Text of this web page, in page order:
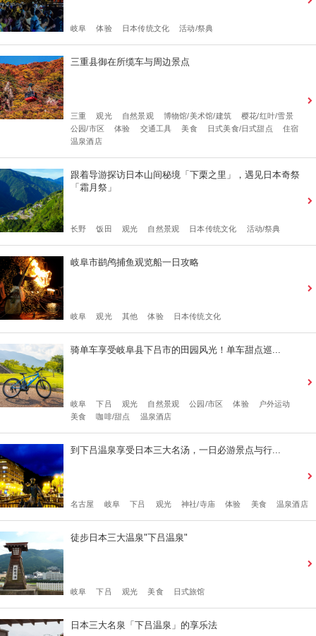
岐阜 体验 日本传统文化 活动/祭典
三重县御在所缆车与周边景点
三重 观光 自然景观 博物馆/美术馆/建筑
樱花/红叶/雪景
公园/市区
体验 交通工具 美食 日式美食/日式甜点
住宿
温泉酒店
跟着导游探访日本山间秘境「下栗之里」，遇见日本奇祭
「霜月祭」
长野 饭田 观光 自然景观 日本传统文化 活动/祭典
岐阜市鹚鸬捕鱼观览船一日攻略
岐阜 观光 其他 体验 日本传统文化
骑单车享受岐阜县下吕市的田园风光！单车甜点巡...
岐阜 下吕 观光 自然景观 公园/市区 体验
户外运动
美食
咖啡/甜点 温泉酒店
到下吕温泉享受日本三大名汤，一日必游景点与行...
名古屋 岐阜 下吕 观光 神社/寺庙 体验 美食 温泉酒店
徒步日本三大温泉"下吕温泉"
岐阜 下吕 观光 美食 日式旅馆
日本三大名泉「下吕温泉」的享乐法